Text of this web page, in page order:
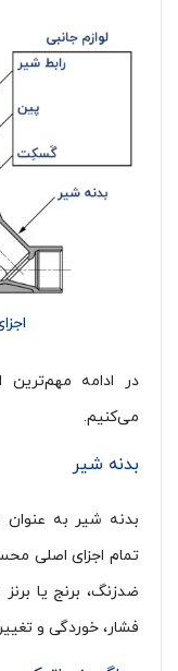
در ادامه مهم‌ترین
می‌کنیم.
بدنه شیر
بدنه شیر به
تمام اجزای اصلی
ضدزنگ، برنج یا
فشار، خوردگی و